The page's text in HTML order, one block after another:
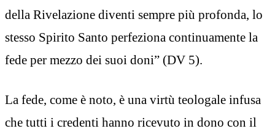
della Rivelazione diventi sempre più profonda, lo
stesso Spirito Santo perfeziona continuamente la
fede per mezzo dei suoi doni” (DV 5).
La fede, come è noto, è una virtù teologale infusa
che tutti i credenti hanno ricevuto in dono con il